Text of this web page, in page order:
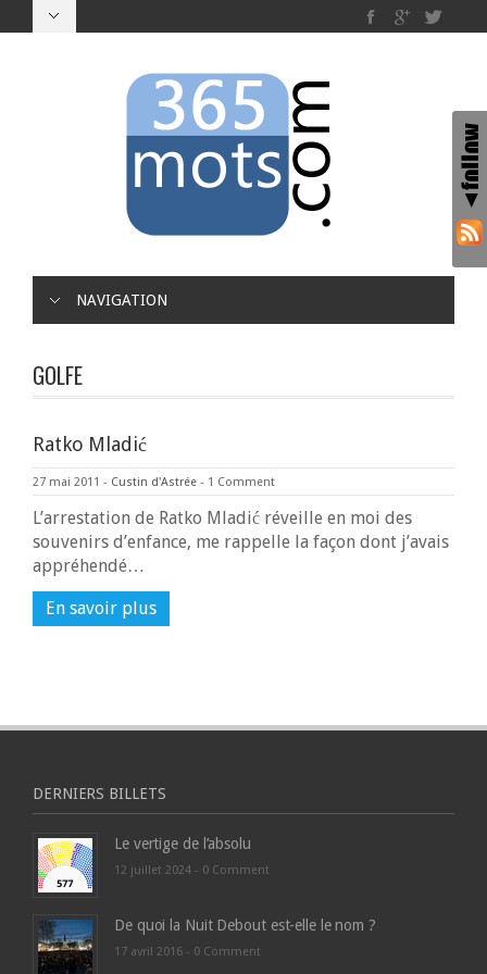
NAVIGATION
GOLFE
Ratko Mladić
27 mai 2011 - Custin d'Astrée - 1 Comment
L’arrestation de Ratko Mladić réveille en moi des
souvenirs d’enfance, me rappelle la façon dont j’avais
appréhendé…
En savoir plus
DERNIERS BILLETS
Le vertige de l’absolu
12 juillet 2024 - 0 Comment
De quoi la Nuit Debout est-elle le nom ?
17 avril 2016 - 0 Comment